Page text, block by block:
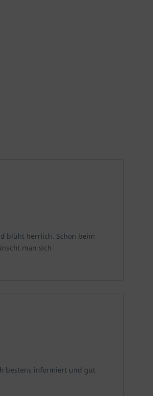
blüht herrlich. Schon beim
man sich
bestens informiert und gut